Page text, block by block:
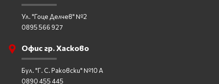
Ул. "Гоце Делчев" №2
0895 566 927
Офис гр. Хасково
Бул. "Г. С. Раковски" №10 А
0890 455 445